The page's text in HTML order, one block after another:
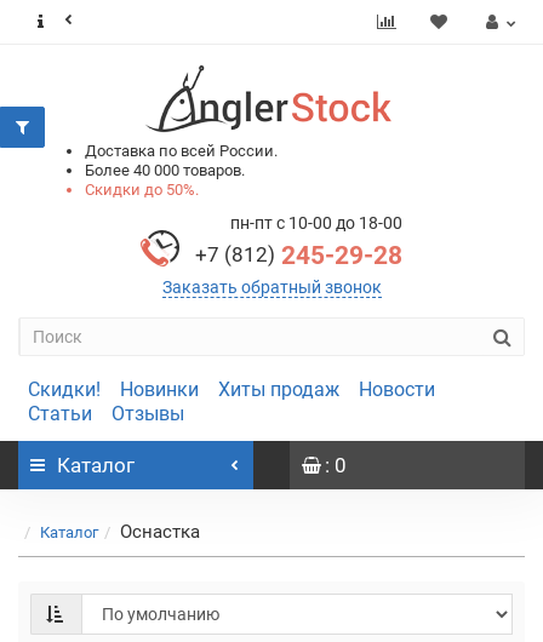
Доставка по всей России.
Более 40 000 товаров.
Скидки до 50%.
пн-пт с 10-00 до 18-00
+7 (812) 245-29-28
Заказать обратный звонок
Скидки! Новинки Хиты продаж
Новости
Статьи
Отзывы
Каталог : 0
Каталог Оснастка